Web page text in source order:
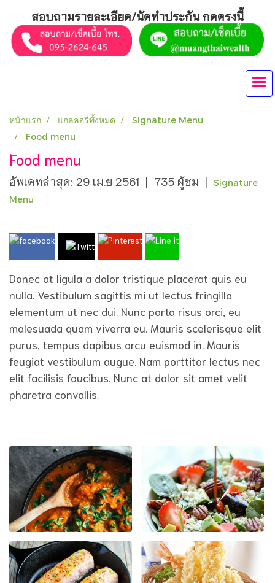
สอบถามรายละเอียด/นัดทำประกัน กดตรงนี้
หน้าแรก แกลลอรี่ทั้งหมด
Signature Menu
Food menu
Food menu
อัพเดทล่าสุด: 29 เม.ย 2561 | 735 ผู้ชม |
Signature
Menu
Donec at ligula a dolor tristique placerat quis eu
nulla. Vestibulum sagittis mi ut lectus fringilla
elementum ut nec dui. Nunc porta risus orci, eu
malesuada quam viverra eu. Mauris scelerisque elit
purus, tempus dapibus arcu euismod in. Mauris
feugiat vestibulum augue. Nam porttitor lectus nec
elit facilisis faucibus. Nunc at dolor sit amet velit
pharetra convallis.